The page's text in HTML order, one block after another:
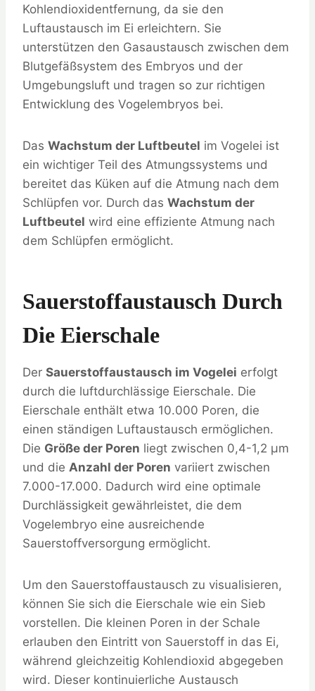
Kohlendioxidentfernung, da sie den
Luftaustausch im Ei erleichtern. Sie
unterstützen den Gasaustausch zwischen dem
Blutgefäßsystem des Embryos und der
Umgebungsluft und tragen so zur richtigen
Entwicklung des Vogelembryos bei.
Das Wachstum der Luftbeutel im Vogelei ist
ein wichtiger Teil des Atmungssystems und
bereitet das Küken auf die Atmung nach dem
Schlüpfen vor. Durch das Wachstum der
Luftbeutel wird eine effiziente Atmung nach
dem Schlüpfen ermöglicht.
Sauerstoffaustausch Durch
Die Eierschale
Der Sauerstoffaustausch im Vogelei erfolgt
durch die luftdurchlässige Eierschale. Die
Eierschale enthält etwa 10.000 Poren, die
einen ständigen Luftaustausch ermöglichen.
Die Größe der Poren liegt zwischen 0,4-1,2 µm
und die Anzahl der Poren variiert zwischen
7.000-17.000. Dadurch wird eine optimale
Durchlässigkeit gewährleistet, die dem
Vogelembryo eine ausreichende
Sauerstoffversorgung ermöglicht.
Um den Sauerstoffaustausch zu visualisieren,
können Sie sich die Eierschale wie ein Sieb
vorstellen. Die kleinen Poren in der Schale
erlauben den Eintritt von Sauerstoff in das Ei,
während gleichzeitig Kohlendioxid abgegeben
wird. Dieser kontinuierliche Austausch